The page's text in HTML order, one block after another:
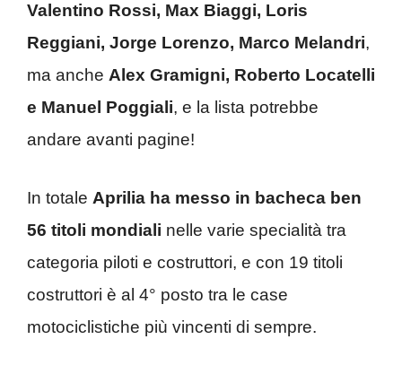
Valentino Rossi, Max Biaggi, Loris
Reggiani, Jorge Lorenzo, Marco Melandri,
ma anche Alex Gramigni, Roberto Locatelli
e Manuel Poggiali, e la lista potrebbe
andare avanti pagine!
In totale Aprilia ha messo in bacheca ben
56 titoli mondiali nelle varie specialità tra
categoria piloti e costruttori, e con 19 titoli
costruttori è al 4° posto tra le case
motociclistiche più vincenti di sempre.